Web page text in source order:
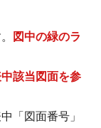
図中の緑のラ
該当図面を参
「図面番号」